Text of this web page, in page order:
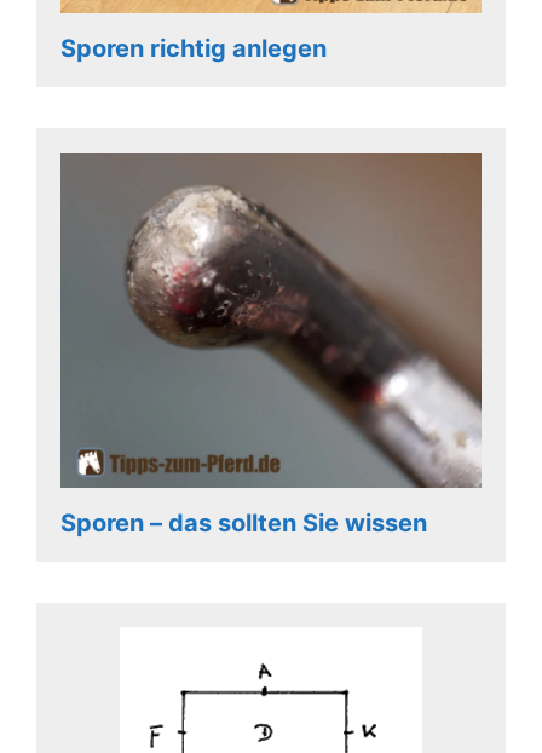
Sporen richtig anlegen
Sporen – das sollten Sie wissen